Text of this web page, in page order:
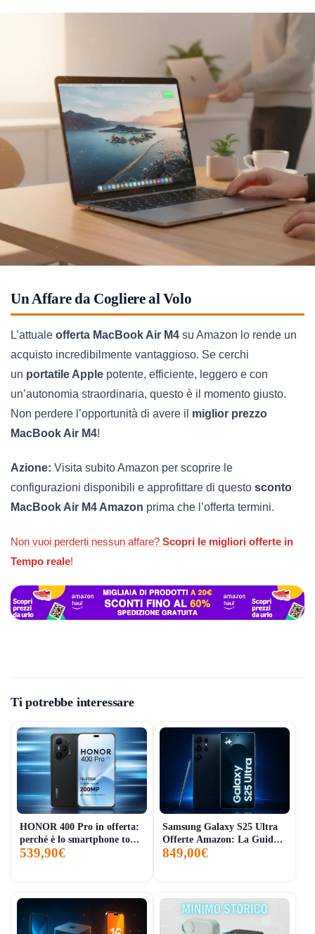
Un Affare da Cogliere al Volo
L’attuale offerta MacBook Air M4 su Amazon lo rende un
acquisto incredibilmente vantaggioso. Se cerchi
un portatile Apple potente, efficiente, leggero e con
un’autonomia straordinaria, questo è il momento giusto.
Non perdere l’opportunità di avere il miglior prezzo
MacBook Air M4!
Azione: Visita subito Amazon per scoprire le
configurazioni disponibili e approfittare di questo sconto
MacBook Air M4 Amazon prima che l’offerta termini.
Non vuoi perderti nessun affare? Scopri le migliori offerte in
Tempo reale!
Ti potrebbe interessare
HONOR 400 Pro in offerta:
perché è lo smartphone top
del 2025 tra AI e super
539,90€
Samsung Galaxy S25 Ultra
Offerte Amazon: La Guida
Completa agli Sconti di
849,00€